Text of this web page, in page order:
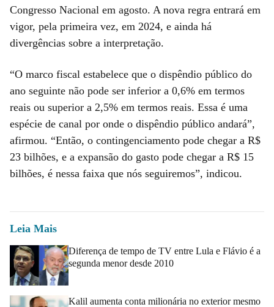
Congresso Nacional em agosto. A nova regra entrará em
vigor, pela primeira vez, em 2024, e ainda há
divergências sobre a interpretação.
“O marco fiscal estabelece que o dispêndio público do
ano seguinte não pode ser inferior a 0,6% em termos
reais ou superior a 2,5% em termos reais. Essa é uma
espécie de canal por onde o dispêndio público andará”,
afirmou. “Então, o contingenciamento pode chegar a R$
23 bilhões, e a expansão do gasto pode chegar a R$ 15
bilhões, é nessa faixa que nós seguiremos”, indicou.
Leia Mais
Diferença de tempo de TV entre Lula e Flávio é a
segunda menor desde 2010
Kalil aumenta conta milionária no exterior mesmo